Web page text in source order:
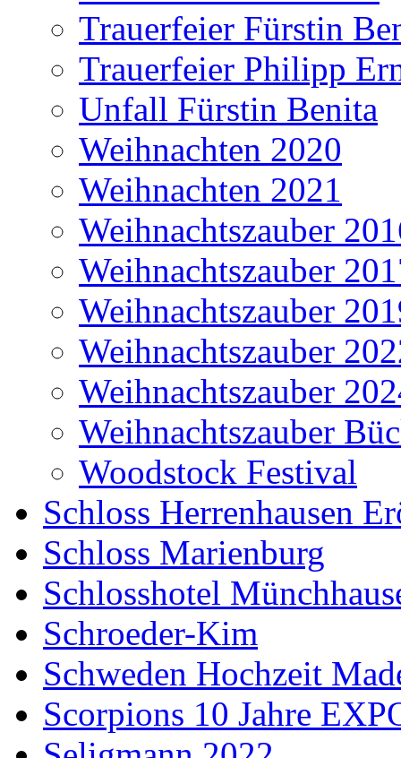
Trauerfeier Fürstin
Trauerfeier Philipp
Unfall Fürstin Benita
Weihnachten 2020
Weihnachten 2021
Weihnachtszauber
Weihnachtszauber
Weihnachtszauber
Weihnachtszauber
Weihnachtszauber
Weihnachtszauber
Woodstock Festival
Schloss Herrenhausen
Schloss Marienburg
Schlosshotel
Schroeder-Kim
Schweden Hochzeit
Scorpions 10 Jahre